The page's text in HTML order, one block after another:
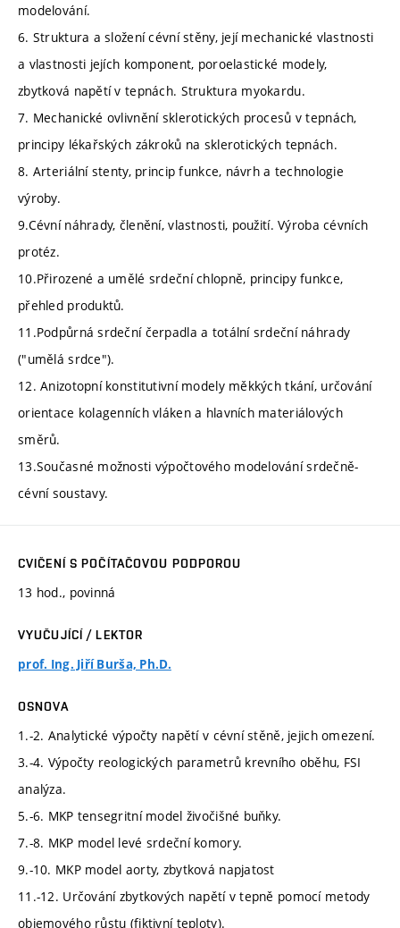
modelování.
6. Struktura a složení cévní stěny, její mechanické vlastnosti
a vlastnosti jejích komponent, poroelastické modely,
zbytková napětí v tepnách. Struktura myokardu.
7. Mechanické ovlivnění sklerotických procesů v tepnách,
principy lékařských zákroků na sklerotických tepnách.
8. Arteriální stenty, princip funkce, návrh a technologie
výroby.
9.Cévní náhrady, členění, vlastnosti, použití. Výroba cévních
protéz.
10.Přirozené a umělé srdeční chlopně, principy funkce,
přehled produktů.
11.Podpůrná srdeční čerpadla a totální srdeční náhrady
("umělá srdce").
12. Anizotopní konstitutivní modely měkkých tkání, určování
orientace kolagenních vláken a hlavních materiálových
směrů.
13.Současné možnosti výpočtového modelování srdečně-
cévní soustavy.
CVIČENÍ S POČÍTAČOVOU PODPOROU
13 hod., povinná
VYUČUJÍCÍ / LEKTOR
prof. Ing. Jiří Burša, Ph.D.
OSNOVA
1.-2. Analytické výpočty napětí v cévní stěně, jejich omezení.
3.-4. Výpočty reologických parametrů krevního oběhu, FSI
analýza.
5.-6. MKP tensegritní model živočišné buňky.
7.-8. MKP model levé srdeční komory.
9.-10. MKP model aorty, zbytková napjatost
11.-12. Určování zbytkových napětí v tepně pomocí metody
objemového růstu (fiktivní teploty).